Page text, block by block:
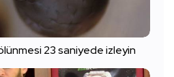
23 saniyede izleyin